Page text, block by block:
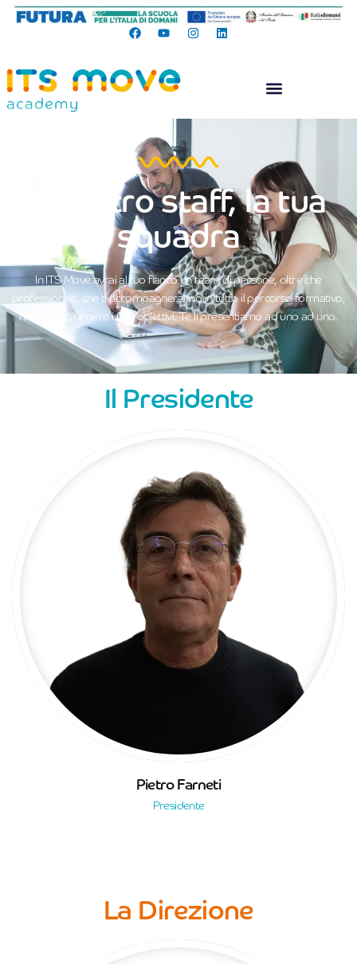
Il nostro staff, la tua
squadra
In ITS Move avrai al tuo fianco un team di persone, oltre che
professionisti, che ti accompagneranno in tutto il percorso formativo,
fino a raggiungere i tuoi obiettivi. Te li presentiamo ad uno ad uno.
Il Presidente
Pietro Farneti
Presidente
La Direzione